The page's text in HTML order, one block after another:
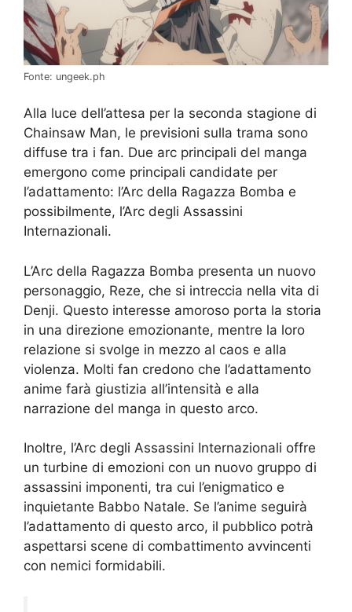
Fonte: ungeek.ph
Alla luce dell’attesa per la seconda stagione di
Chainsaw Man, le previsioni sulla trama sono
diffuse tra i fan. Due arc principali del manga
emergono come principali candidate per
l’adattamento: l’Arc della Ragazza Bomba e
possibilmente, l’Arc degli Assassini
Internazionali.
L’Arc della Ragazza Bomba presenta un nuovo
personaggio, Reze, che si intreccia nella vita di
Denji. Questo interesse amoroso porta la storia
in una direzione emozionante, mentre la loro
relazione si svolge in mezzo al caos e alla
violenza. Molti fan credono che l’adattamento
anime farà giustizia all’intensità e alla
narrazione del manga in questo arco.
Inoltre, l’Arc degli Assassini Internazionali offre
un turbine di emozioni con un nuovo gruppo di
assassini imponenti, tra cui l’enigmatico e
inquietante Babbo Natale. Se l’anime seguirà
l’adattamento di questo arco, il pubblico potrà
aspettarsi scene di combattimento avvincenti
con nemici formidabili.